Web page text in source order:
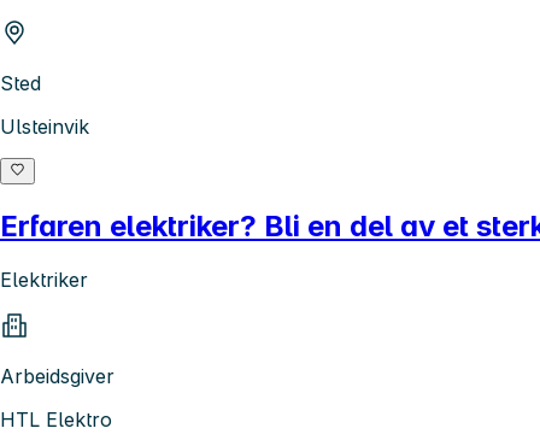
Sted
Ulsteinvik
Erfaren elektriker? Bli en del av et
Elektriker
Arbeidsgiver
HTL Elektro